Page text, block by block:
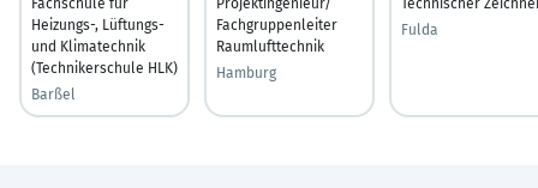
Heizungs-, Lüftungs-
und Klimatechnik
(Technikerschule HLK)
Barßel
Fachgruppenleiter
Raumlufttechnik
Hamburg
Fulda